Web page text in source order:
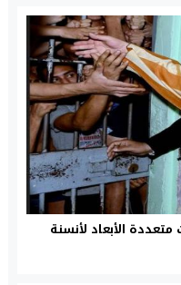
الأبعاد لأنسنة